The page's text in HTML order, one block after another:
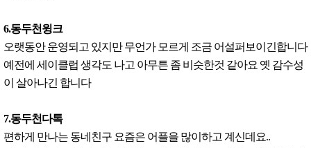
6.동두천윙크
오랫동안 운영되고 있지만 무언가 모르게 조금 어설퍼보이긴합니다
예전에 세이클럽 생각도 나고 아무튼 좀 비슷한것 같아요 옛 감수성
이 살아나긴 합니다
7.동두천다톡
편하게 만나는 동네친구 요즘은 어플을 많이하고 계신데요..